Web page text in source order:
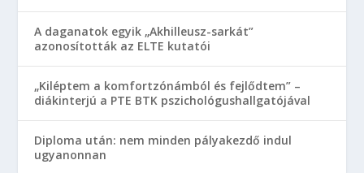
A daganatok egyik „Akhilleusz-sarkát”
azonosították az ELTE kutatói
„Kiléptem a komfortzónámból és fejlődtem” –
diákinterjú a PTE BTK pszichológushallgatójával
Diploma után: nem minden pályakezdő indul
ugyanonnan